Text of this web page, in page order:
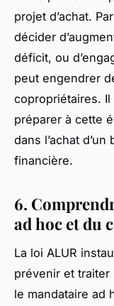
projet d’achat.
décider
déficit, ou
peut engendrer
copropriétaires.
préparer à cette
dans l’achat
financière.
6.
ad hoc et du
La loi ALUR
prévenir et
le mandataire ad